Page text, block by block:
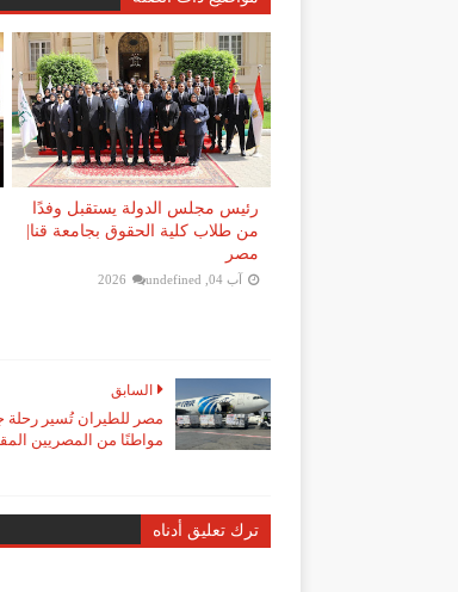
رئيس مجلس الدولة يستقبل وفدًا
من طلاب كلية الحقوق بجامعة قنا|
مصر
آب 04, 2026 undefined
السابق
مواطنًا من المصريين
ترك تعليق أدناه